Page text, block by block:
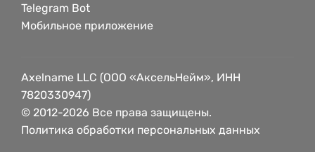
Telegram Bot
Мобильное приложение
Axelname LLC (ООО «АксельНейм», ИНН
7820330947)
© 2012-2026 Все права защищены.
Политика обработки персональных данных